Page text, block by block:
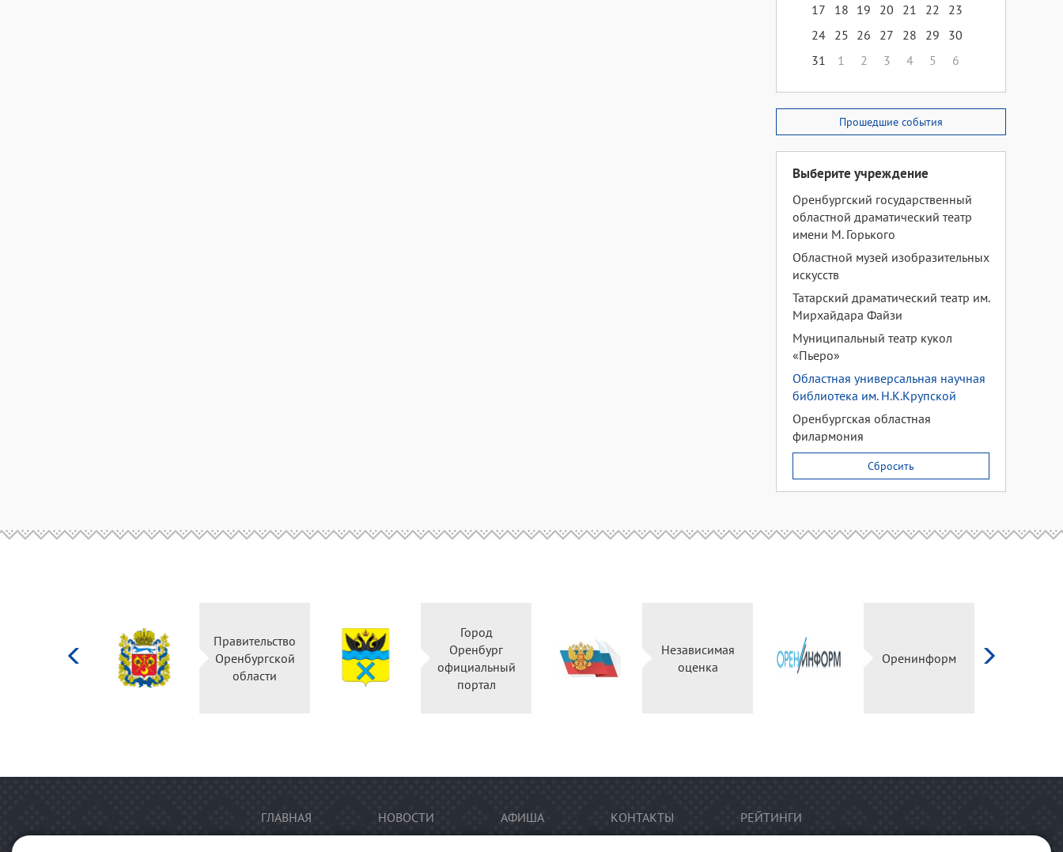
17
18 19 20 21 22
23
24 25 26 27 28 29
30
31
1 2 3 4 5 6
Прошедшие события
Выберите учреждение
Оренбургский государственный
областной драматический театр
имени М. Горького
Областной музей изобразительных
искусств
Татарский драматический театр им.
Мирхайдара Файзи
Муниципальный театр кукол
«Пьеро»
Областная универсальная научная
библиотека им. Н.К.Крупской
Оренбургская областная
филармония
Сбросить
Правительство
Оренбургской
области
Город
Оренбург
официальный
портал
Независимая
оценка
Оренинформ
ГЛАВНАЯ НОВОСТИ АФИША КОНТАКТЫ РЕЙТИНГИ